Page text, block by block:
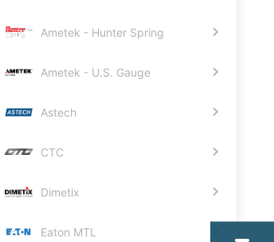
Ametek - Hunter Spring
Ametek - U.S. Gauge
Astech
CTC
Dimetix
Eaton MTL